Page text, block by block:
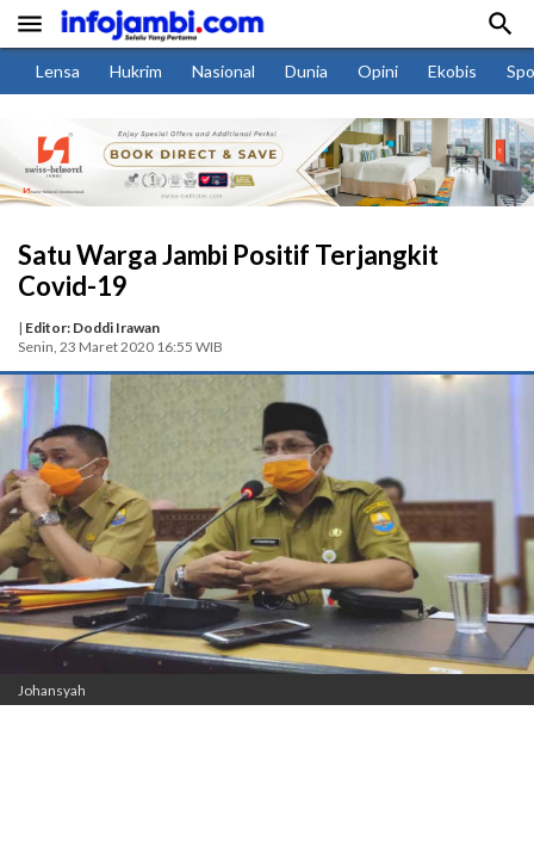
 
Lensa Hukrim Nasional Dunia Opini Ekobis
Satu Warga Jambi Positif Terjangkit
Covid-19
| Editor: Doddi Irawan
Senin, 23 Maret 2020 16:55 WIB
Johansyah